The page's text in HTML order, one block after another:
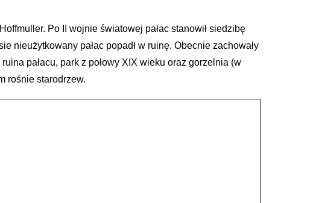
Po II wojnie światowej pałac stanowił siedzibę
nieużytkowany pałac popadł w ruinę. Obecnie zachowały
pałacu, park z połowy XIX wieku oraz gorzelnia (w
rośnie starodrzew.